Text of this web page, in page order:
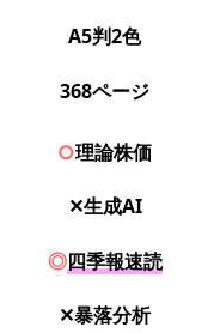
A5判2色
368ページ
○理論株価
✕生成AI
◎四季報速読
✕暴落分析